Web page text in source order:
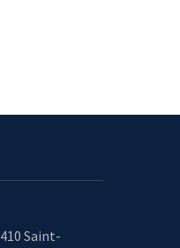
Saint-